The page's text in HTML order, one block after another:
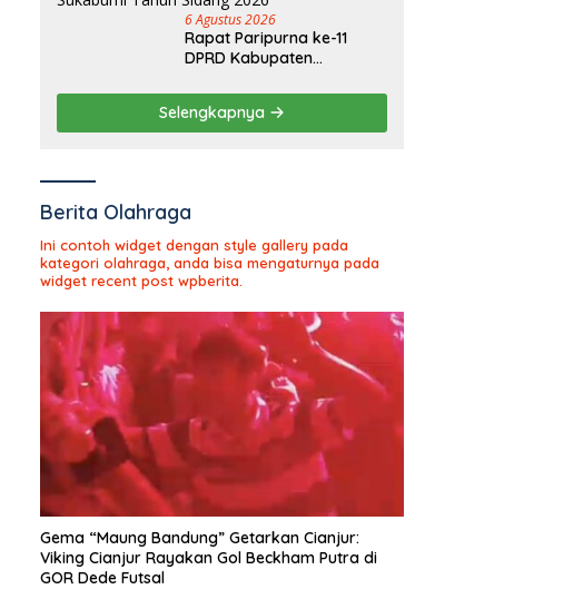
6 Agustus 2026
Rapat Paripurna ke-11
DPRD Kabupaten
2026
Selengkapnya
Berita Olahraga
Ini contoh widget dengan style gallery pada
kategori olahraga, anda bisa mengaturnya pada
widget recent post wpberita.
Gema “Maung Bandung” Getarkan Cianjur:
Viking Cianjur Rayakan Gol Beckham Putra di
GOR Dede Futsal